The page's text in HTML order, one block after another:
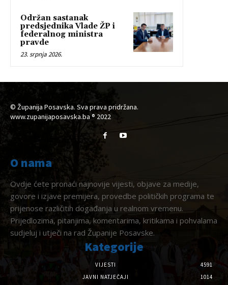
Održan sastanak
predsjednika Vlade ŽP i
federalnog ministra
pravde
23. srpnja 2026.
© Županija Posavska. Sva prava pridržana.
www.zupanijaposavska.ba ® 2022
O nama
Ovdje ćete pronaći najnovije vijesti, objave za medije,
govore i izjave premijera, provedbe političkih programa te
prijenose različitih događanja u realnom vremenu.
Prijedlozima, pitanjima, komentarima, kritikama i pohvalama
sudjeluj i utječi na rad Županije Posavske.
Kategorije
VIJESTI
4591
JAVNI NATJEČAJI
1014